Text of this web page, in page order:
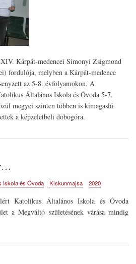
Kárpát-medencei Simonyi Zsigmond
fordulója, melyben a Kárpát-medence
az 5-8. évfolyamokon. A
Általános Iskola és Óvoda 5-7.
megyei szinten többen is kimagasló
a képzeletbeli dobogóra.
Iskola és Óvoda Kiskunmajsa 2020
Katolikus Általános Iskola és Óvoda
a Megváltó születésének várása mindig